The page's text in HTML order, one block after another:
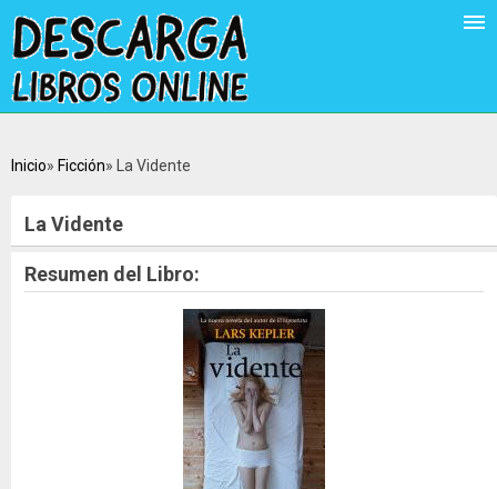
Inicio Ficción La Vidente
La Vidente
Resumen del Libro: